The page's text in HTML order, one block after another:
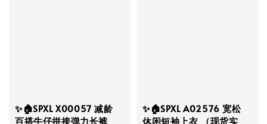
✨🏠SPXL X00057 减龄
百搭牛仔拼接弹力长裤
✨🏠SPXL A02576 宽松
休闲短袖上衣 （现货实